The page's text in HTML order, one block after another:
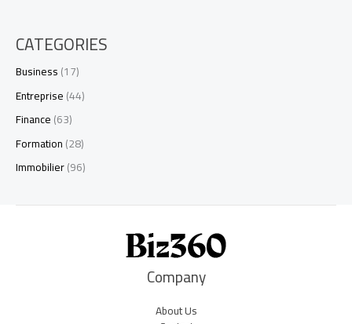
CATEGORIES
Business(17)
Entreprise(44)
Finance(63)
Formation(28)
Immobilier(96)
Company
About Us